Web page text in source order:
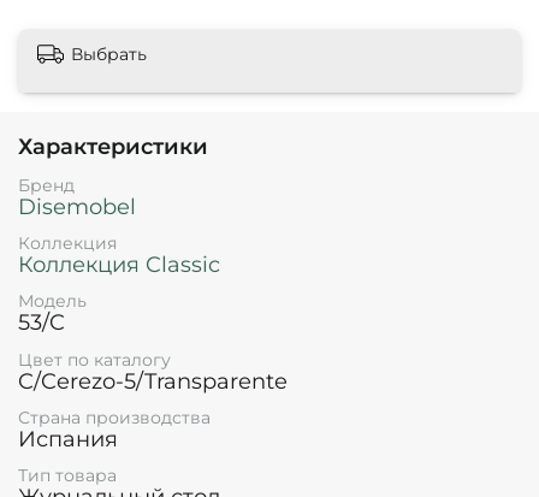
Выбрать
Характеристики
Бренд
Disemobel
Коллекция
Коллекция Classic
Модель
53/C
Цвет по каталогу
C/Cerezo-5/Transparente
Страна производства
Испания
Тип товара